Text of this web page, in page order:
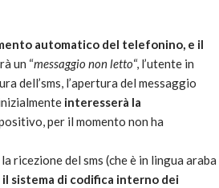
automatico del telefonino, e il
un “messaggio non letto“, l’utente in
dell’sms, l’apertura del messaggio
interesserà la
per il momento non ha
la ricezione del sms (che è in lingua araba
sistema di codifica interno dei
god 9 mesi ago